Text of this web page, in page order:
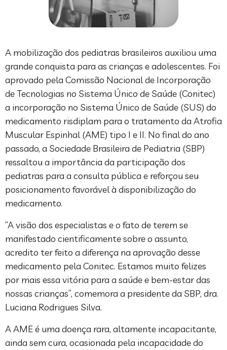
A mobilização dos pediatras brasileiros auxiliou uma
grande conquista para as crianças e adolescentes. Foi
aprovado pela Comissão Nacional de Incorporação
de Tecnologias no Sistema Único de Saúde (Conitec)
a incorporação no Sistema Único de Saúde (SUS) do
medicamento risdiplam para o tratamento da Atrofia
Muscular Espinhal (AME) tipo I e II. No final do ano
passado, a Sociedade Brasileira de Pediatria (SBP)
ressaltou a importância da participação dos
pediatras para a consulta pública e reforçou seu
posicionamento favorável à disponibilização do
medicamento.
“A visão dos especialistas e o fato de terem se
manifestado cientificamente sobre o assunto,
acredito ter feito a diferença na aprovação desse
medicamento pela Conitec. Estamos muito felizes
por mais essa vitória para a saúde e bem-estar das
nossas crianças”, comemora a presidente da SBP, dra.
Luciana Rodrigues Silva.
A AME é uma doença rara, altamente incapacitante,
ainda sem cura, ocasionada pela incapacidade do